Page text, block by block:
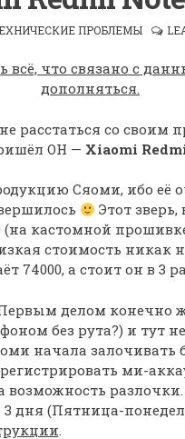
ПРОБЛЕМЫ
всё, что связано с
дополняться.
расстаться со
ОН — Xiaomi
Сяоми, ибо её
Этот
кастомной
стоимость никак
74000, а стоит он в 3
делом конечно
без рута?) и тут
начала залочивать
ми-
разлочки.
дня (Пятница-